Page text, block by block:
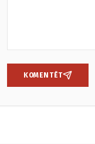
KOMENTĒT